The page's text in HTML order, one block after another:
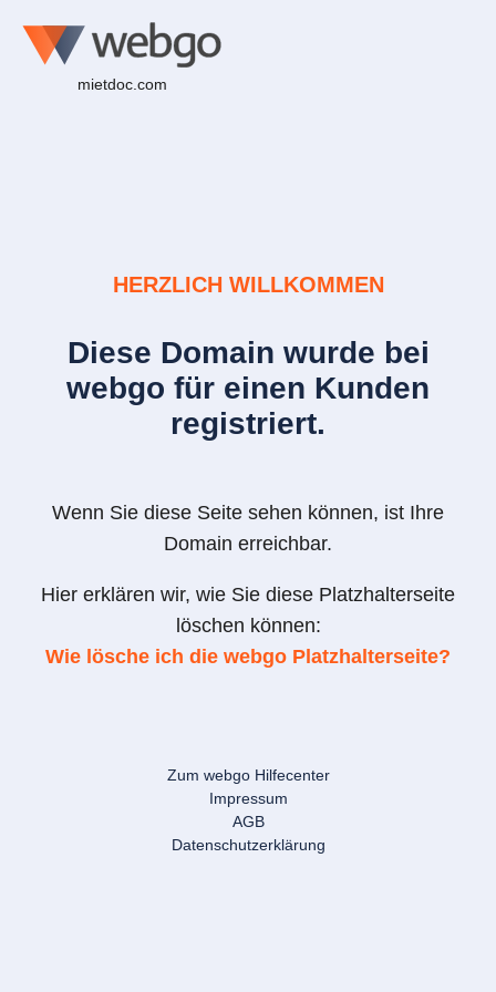
mietdoc.com
HERZLICH WILLKOMMEN
Diese Domain wurde bei
webgo für einen Kunden
registriert.
Wenn Sie diese Seite sehen können, ist Ihre
Domain erreichbar.
Hier erklären wir, wie Sie diese Platzhalterseite
löschen können:
Wie lösche ich die webgo Platzhalterseite?
Zum webgo Hilfecenter
Impressum
AGB
Datenschutzerklärung